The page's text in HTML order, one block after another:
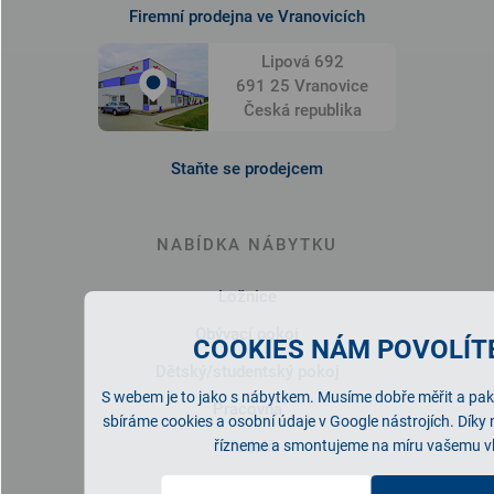
COOKIES NÁM
S webem je to jako s nábytkem. Musíme dobře měřit a
sbíráme cookies a osobní údaje v Google nástrojích. Díky
řízneme a smontujeme na míru vašemu
Firemní prodejna ve Vranovicích
Lipová 692
691 25 Vranovice
Česká republika
Staňte se prodejcem
NABÍDKA NÁBYTKU
Ložnice
Pracovna
Předsíň